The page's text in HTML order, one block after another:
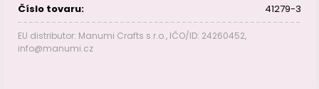
Číslo tovaru: 41279-3
EU distributor: Manumi Crafts s.r.o., IČO/ID: 24260452,
info@manumi.cz